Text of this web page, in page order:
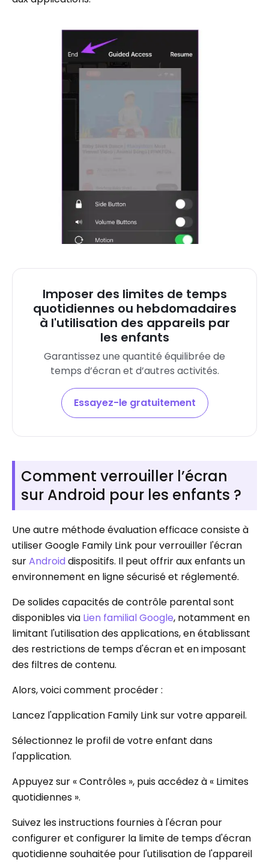
Imposer des limites de temps
quotidiennes ou hebdomadaires
à l'utilisation des appareils par
les enfants
Garantissez une quantité équilibrée de
temps d’écran et d’autres activités.
Essayez-le gratuitement
Comment verrouiller l’écran
sur Android pour les enfants ?
Une autre méthode évaluation efficace consiste à
utiliser Google Family Link pour verrouiller l'écran
surAndroid dispositifs. Il peut offrir aux enfants un
environnement en ligne sécurisé et réglementé.
De solides capacités de contrôle parental sont
disponibles via Lien familial Google, notamment en
limitant l'utilisation des applications, en établissant
des restrictions de temps d'écran et en imposant
des filtres de contenu.
Alors, voici comment procéder :
Lancez l'application Family Link sur votre appareil.
Sélectionnez le profil de votre enfant dans
l'application.
Appuyez sur « Contrôles », puis accédez à « Limites
quotidiennes ».
Suivez les instructions fournies à l'écran pour
configurer et configurer la limite de temps d'écran
quotidienne souhaitée pour l'utilisation de l'appareil